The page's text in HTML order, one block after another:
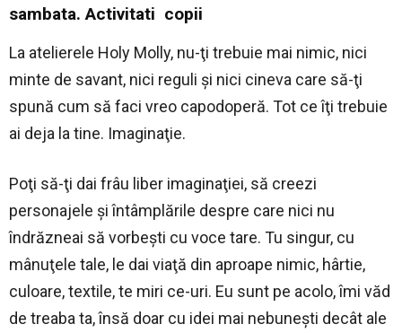
sambata. Activitati copii
La atelierele Holy Molly, nu-ţi trebuie mai nimic, nici
minte de savant, nici reguli şi nici cineva care să-ţi
spună cum să faci vreo capodoperă. Tot ce îţi trebuie
ai deja la tine. Imaginaţie.
Poţi să-ţi dai frâu liber imaginaţiei, să creezi
personajele şi întâmplările despre care nici nu
îndrăzneai să vorbeşti cu voce tare. Tu singur, cu
mânuţele tale, le dai viaţă din aproape nimic, hârtie,
culoare, textile, te miri ce-uri. Eu sunt pe acolo, îmi văd
de treaba ta, însă doar cu idei mai nebuneşti decât ale